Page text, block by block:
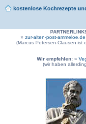
kostenlose Kochrezepte
» zur-alten-post-ammeloe.de
(Marcus Petersen-Clausen ist
Wir empfehlen: »
(wir haben